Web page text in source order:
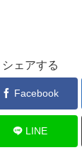
シェアする
Facebook
LINE